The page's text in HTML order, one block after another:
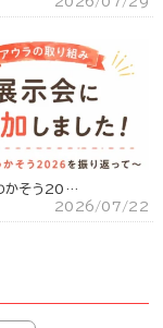
わかそう20…
2026/07/22